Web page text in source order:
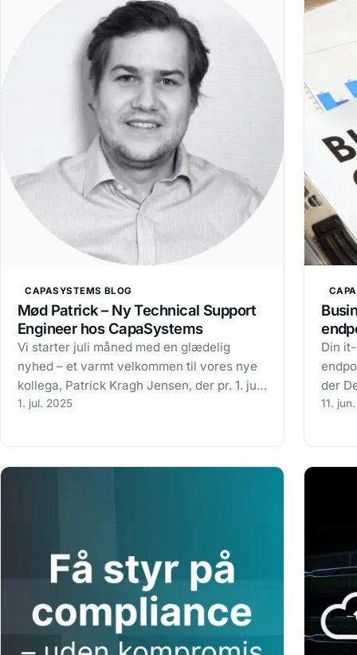
CAPASYSTEMS BLOG
Mød Patrick – Ny Technical Support
Engineer hos CapaSystems
Vi starter juli måned med en glædelig
nyhed – et varmt velkommen til vores nye
kollega, Patrick Kragh Jensen, der pr. 1. juli
er blevet en del af CapaFamilien som
1. jul. 2025
Din
der
11.